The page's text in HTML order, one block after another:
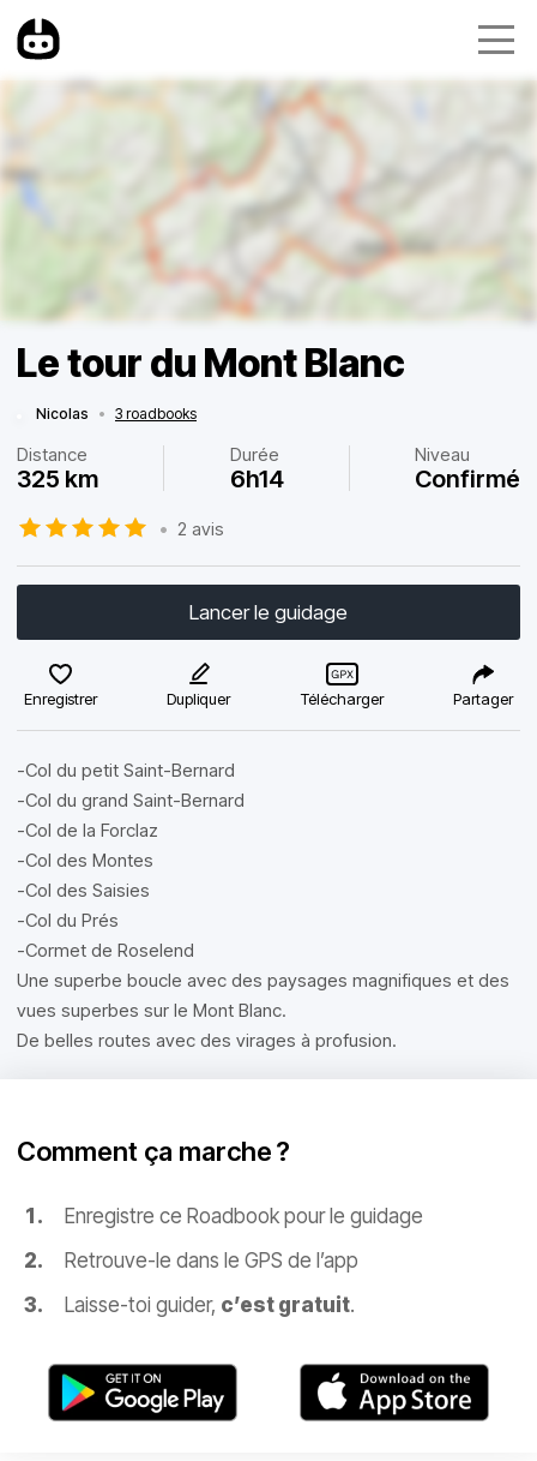
Le tour du Mont Blanc
Nicolas • 3 roadbooks
Distance
325 km
Durée
6h14
Niveau
Confirmé
• 2 avis
Lancer le guidage
Enregistrer Dupliquer Télécharger Partager
-Col du petit Saint-Bernard
-Col du grand Saint-Bernard
-Col de la Forclaz
-Col des Montes
-Col des Saisies
-Col du Prés
-Cormet de Roselend
Une superbe boucle avec des paysages magnifiques et des
vues superbes sur le Mont Blanc.
De belles routes avec des virages à profusion.
Comment ça marche ?
Enregistre ce Roadbook pour le guidage
Retrouve-le dans le GPS de l’app
Laisse-toi guider, c’est gratuit.